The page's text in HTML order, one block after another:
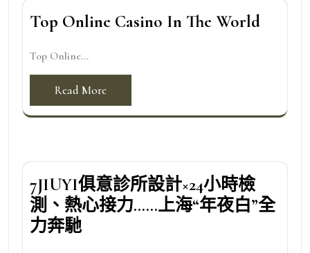
Top Online Casino In The World
Top Online...
Read More
7JIUYI俱意診所設計×24小時檢
測、熱心接力……上海“年夜白”全
力奔馳